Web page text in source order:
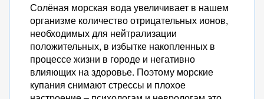
Солёная морская вода увеличивает в нашем
организме количество отрицательных ионов,
необходимых для нейтрализации
положительных, в избытке накопленных в
процессе жизни в городе и негативно
влияющих на здоровье. Поэтому морские
купания снимают стрессы и плохое